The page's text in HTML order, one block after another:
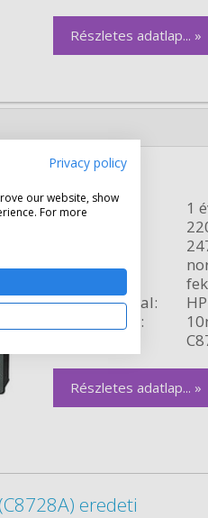
Részletes adatlap... »
eredeti
Garancia:
1
Kiszerelés:
Termékvonal:
Űrtartalom:
Részletes adatlap... »
eredeti
Privacy policy
our website, show
For more